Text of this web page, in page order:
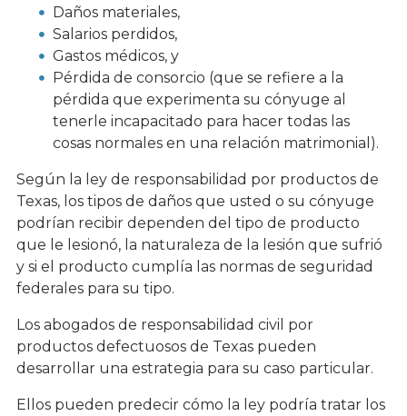
Daños materiales,
Salarios perdidos,
Gastos médicos, y
Pérdida de consorcio (que se refiere a la
pérdida que experimenta su cónyuge al
tenerle incapacitado para hacer todas las
cosas normales en una relación matrimonial).
Según la ley de responsabilidad por productos de
Texas, los tipos de daños que usted o su cónyuge
podrían recibir dependen del tipo de producto
que le lesionó, la naturaleza de la lesión que sufrió
y si el producto cumplía las normas de seguridad
federales para su tipo.
Los abogados de responsabilidad civil por
productos defectuosos de Texas pueden
desarrollar una estrategia para su caso particular.
Ellos pueden predecir cómo la ley podría tratar los